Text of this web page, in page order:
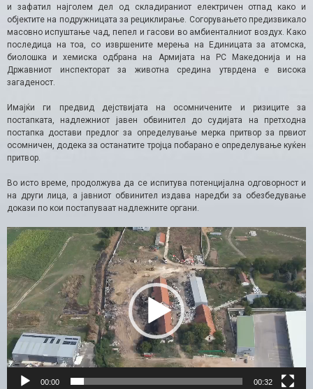
и зафатил најголем дел од складираниот електричен отпад како и
објектите на подружницата за рециклирање. Согорувањето предизвикало
масовно испуштање чад, пепел и гасови во амбиенталниот воздух. Како
последица на тоа, со извршените мерења на Единицата за атомска,
биолошка и хемиска одбрана на Армијата на РС Македонија и на
Државниот инспекторат за животна средина утврдена е висока
загаденост.
Имајќи ги предвид дејствијата на осомничените и ризиците за
постапката, надлежниот јавен обвинител до судијата на претходна
постапка достави предлог за определување мерка притвор за првиот
осомничен, додека за останатите тројца побарано е определување куќен
притвор.
Во исто време, продолжува да се испитува потенцијална одговорност и
на други лица, а јавниот обвинител издава наредби за обезбедување
докази по кои постапуваат надлежните органи.
Видео
плејер
00:00 00:32